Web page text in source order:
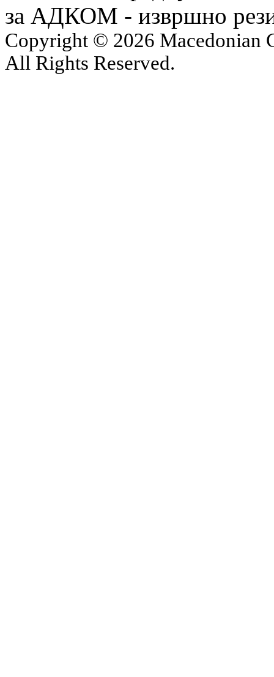
за АДКОМ - извршно
Copyright © 2026 Macedonian
All Rights Reserved.